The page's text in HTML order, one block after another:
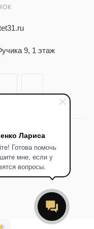
Лариса
Готова помочь
мне, если у
вопросы.
9, 1 этаж
Эстет